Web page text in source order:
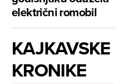
električni romobil
KAJKAVSKE
KRONIKE